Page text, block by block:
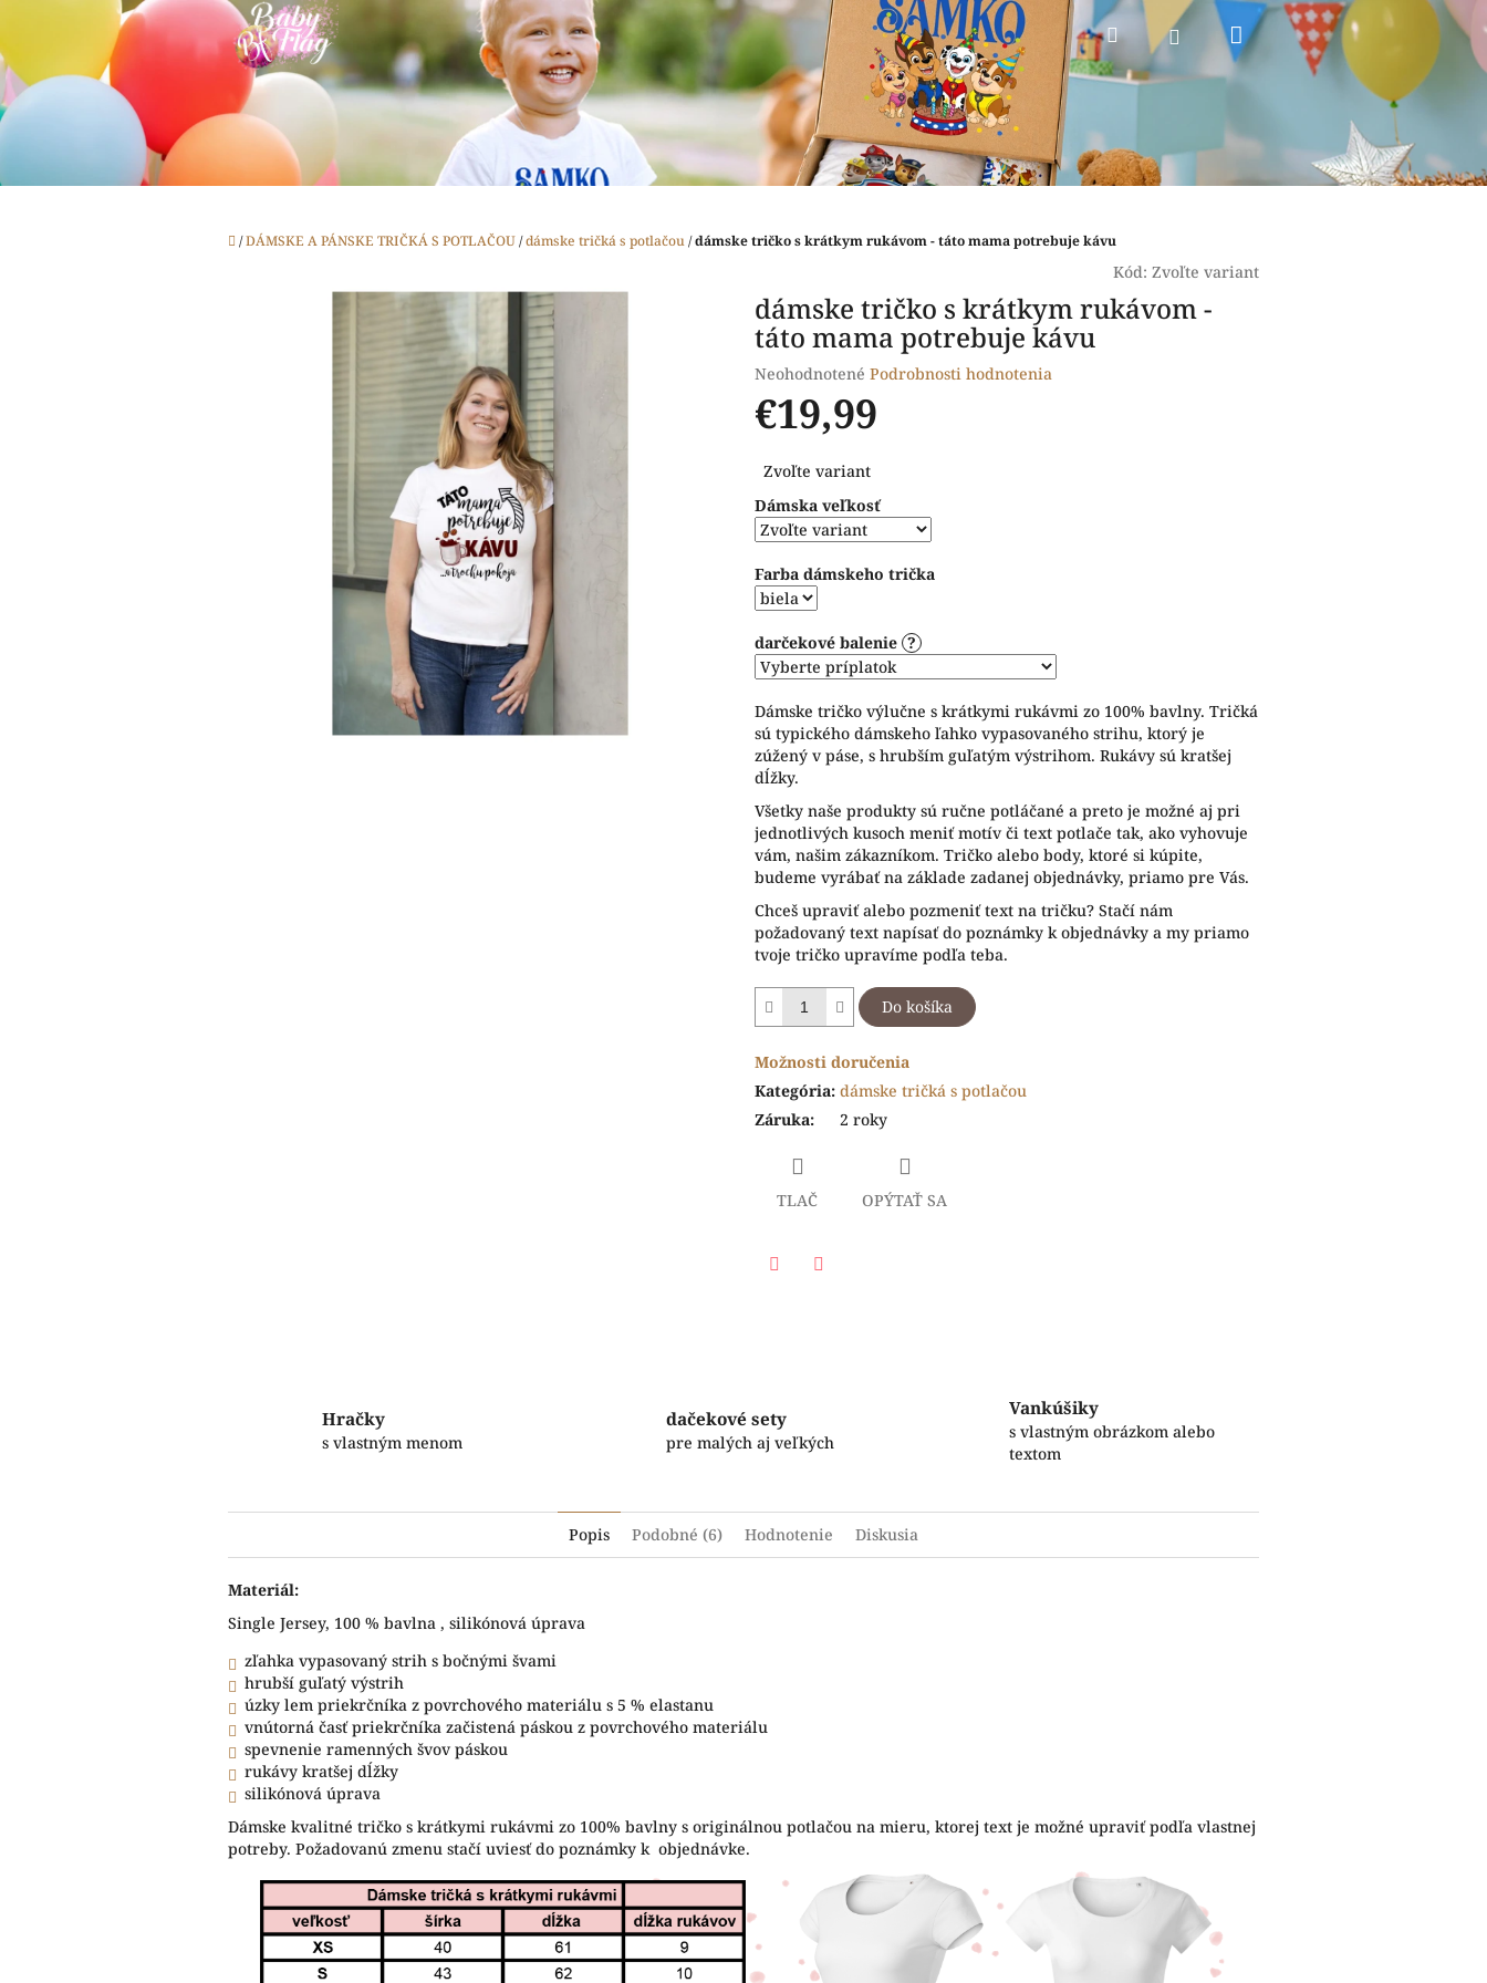
obsah
HľadaťPrihlásenieNákupný
Domov
/DÁMSKE A PÁNSKE TRIČKÁ S POTLAČOU/dámske tričká s potlačou/dámske tričko s krátkym rukávom - táto mama potrebuje kávu
Kód: Zvoľte variant
dámske tričko s krátkym rukávom -
táto mama potrebuje kávu
Priemerné
hodnotenie
produktu
0,0
5
hviezdičiek.
Neohodnotené Podrobnosti hodnotenia
€19,99
cena:
Zvoľte variant
Dámska veľkosť
Farba dámskeho trička
darčekové balenie ?
Dámske tričko výlučne s krátkymi rukávmi zo 100% bavlny. Tričká
sú typického dámskeho ľahko vypasovaného strihu, ktorý je
zúžený v páse, s hrubším guľatým výstrihom. Rukávy sú kratšej
dĺžky.
Všetky naše produkty sú ručne potláčané a preto je možné aj pri
jednotlivých kusoch meniť motív či text potlače tak, ako vyhovuje
vám, našim zákazníkom. Tričko alebo body, ktoré si kúpite,
budeme vyrábať na základe zadanej objednávky, priamo pre Vás.
Chceš upraviť alebo pozmeniť text na tričku? Stačí nám
požadovaný text napísať do poznámky k objednávky a my priamo
tvoje tričko upravíme podľa teba.
Do košíka
Možnosti doručenia
Kategória: dámske tričká s potlačou
Záruka: 2 roky
TLAČ OPÝTAŤ SA
Hračky
s vlastným menom
dačekové sety
pre malých aj veľkých
Vankúšiky
s vlastným obrázkom alebo
textom
Popis Podobné (6) Hodnotenie Diskusia
Materiál:
Single Jersey, 100 % bavlna , silikónová úprava
zľahka vypasovaný strih s bočnými švami
hrubší guľatý výstrih
úzky lem priekrčníka z povrchového materiálu s 5 % elastanu
vnútorná časť priekrčníka začistená páskou z povrchového materiálu
spevnenie ramenných švov páskou
rukávy kratšej dĺžky
silikónová úprava
Dámske kvalitné tričko s krátkymi rukávmi zo 100% bavlny s originálnou potlačou na mieru, ktorej text je možné upraviť podľa vlastnej
potreby. Požadovanú zmenu stačí uviesť do poznámky k objednávke.